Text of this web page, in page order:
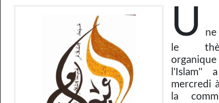
U
le
l'Islam''
mercredi
la